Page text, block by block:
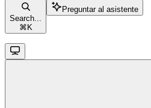
Search...
⌘ K
Preguntar al asistente